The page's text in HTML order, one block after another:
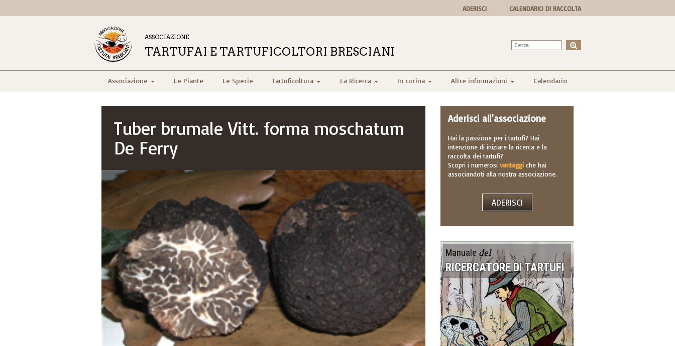
ADERISCI CALENDARIO DI RACCOLTA
ASSOCIAZIONE
TARTUFAI E TARTUFICOLTORI BRESCIANI
Associazione Le Piante Le Specie Tartuficoltura La Ricerca In cucina Altre informazioni Calendario
Tuber brumale Vitt. forma moschatum
De Ferry
Aderisci all’associazione
Hai la passione per i tartufi? Hai
intenzione di iniziare la ricerca e la
raccolta dei tartufi?
Scopri i numerosi vantaggi che hai
associandoti alla nostra associazione.
ADERISCI
Manuale del
RICERCATORE DI TARTUFI